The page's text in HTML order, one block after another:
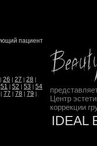
пациент
| 26 | 27 | 28 |
51 | 52 | 53 | 54
| 77 | 78 | 79 |
Центр
коррекции
IDEAL